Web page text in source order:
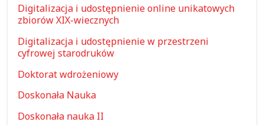
Digitalizacja i udostępnienie online unikatowych
zbiorów XIX-wiecznych
Digitalizacja i udostępnienie w przestrzeni
cyfrowej starodruków
Doktorat wdrożeniowy
Doskonała Nauka
Doskonała nauka II